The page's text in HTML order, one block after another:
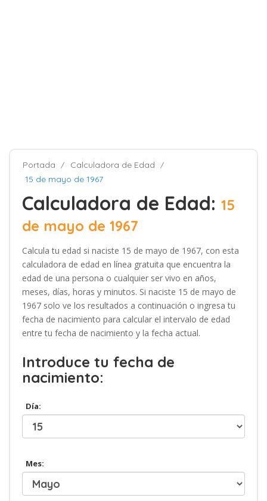
Portada
Calculadora de Edad
15 de mayo de 1967
Calculadora de Edad: 15
de mayo de 1967
Calcula tu edad si naciste 15 de mayo de 1967, con esta
calculadora de edad en línea gratuita que encuentra la
edad de una persona o cualquier ser vivo en años,
meses, días, horas y minutos. Si naciste 15 de mayo de
1967 solo ve los resultados a continuación o ingresa tu
fecha de nacimiento para calcular el intervalo de edad
entre tu fecha de nacimiento y la fecha actual.
Introduce tu fecha de
nacimiento:
Día:
Mes: